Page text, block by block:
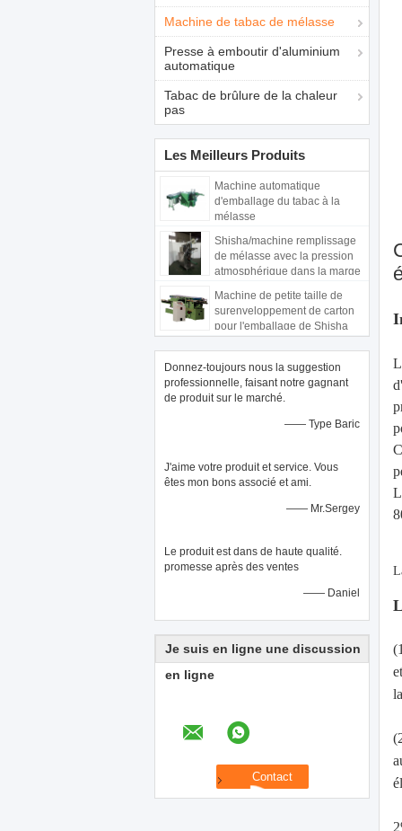
Machine de tabac de mélasse
Presse à emboutir d'aluminium
automatique
Tabac de brûlure de la chaleur
pas
Les Meilleurs Produits
Machine automatique
d'emballage du tabac à la
mélasse
Shisha/machine remplissage
de mélasse avec la pression
atmosphérique dans la marge
Machine de petite taille de
surenveloppement de carton
pour l'emballage de Shisha
Donnez-toujours nous la suggestion
professionnelle, faisant notre gagnant
de produit sur le marché.
—— Type Baric
J'aime votre produit et service. Vous
êtes mon bons associé et ami.
—— Mr.Sergey
Le produit est dans de haute qualité.
promesse après des ventes
—— Daniel
Je suis en ligne une discussion
en ligne